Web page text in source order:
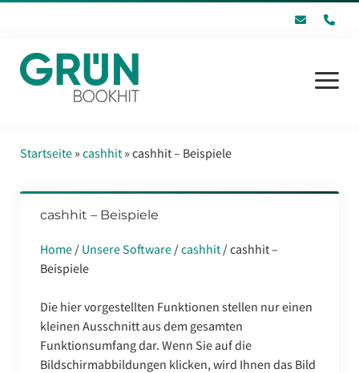
Menü
öffnen
Startseite
Kontakt
Login
Startseite» cashhit» cashhit – Beispiele
cashhit – Beispiele
Home/ Unsere Software/cashhit/ cashhit –
Beispiele
Die hier vorgestellten Funktionen stellen nur einen
kleinen Ausschnitt aus dem gesamten
Funktionsumfang dar. Wenn Sie auf die
Bildschirmabbildungen klicken, wird Ihnen das Bild